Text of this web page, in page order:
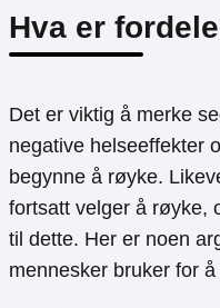
Hva er
Det er viktig å merke
negative helseeffekter
begynne å røyke.
fortsatt velger å røyke,
til dette. Her er noen
mennesker bruker for